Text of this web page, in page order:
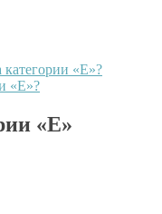
«Е»?
«Е»?
«Е»